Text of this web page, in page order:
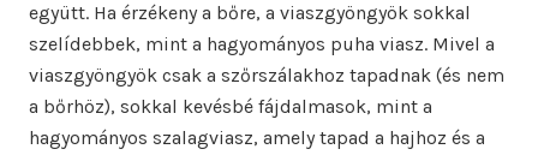
együtt. Ha érzékeny a bőre, a viaszgyöngyök sokkal
szelídebbek, mint a hagyományos puha viasz. Mivel a
viaszgyöngyök csak a szőrszálakhoz tapadnak (és nem
a bőrhöz), sokkal kevésbé fájdalmasok, mint a
hagyományos szalagviasz, amely tapad a hajhoz és a